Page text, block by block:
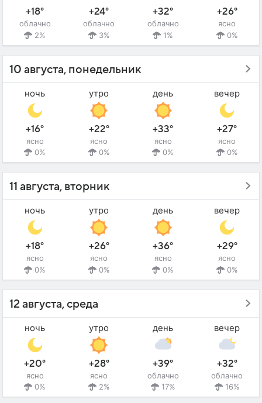
+18°
облачно
2%
+24°
облачно
3%
+32°
облачно
1%
+26°
ясно
0%
10 августа, понедельник
ночь
+16°
ясно
0%
утро
+22°
ясно
0%
день
+33°
ясно
0%
вечер
+27°
ясно
0%
11 августа, вторник
ночь
+18°
ясно
0%
утро
+26°
ясно
0%
день
+36°
ясно
0%
вечер
+29°
ясно
0%
12 августа, среда
ночь
+20°
ясно
0%
утро
+28°
ясно
2%
день
+39°
облачно
17%
вечер
+32°
облачно
16%